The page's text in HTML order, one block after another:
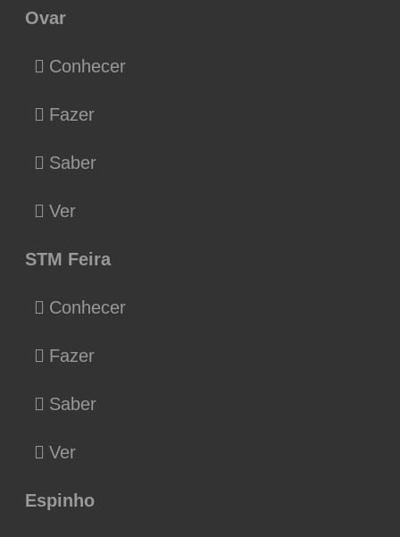
Ovar
Conhecer
Fazer
Saber
Ver
STM Feira
Conhecer
Fazer
Saber
Ver
Espinho